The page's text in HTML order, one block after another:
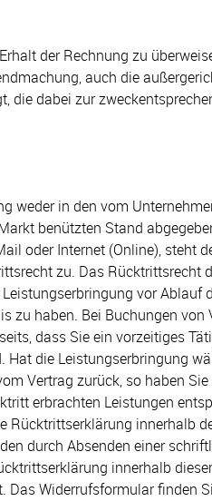
der Rechnung zu
auch die
die dabei zur
weder in den vom
benützten Stand
oder Internet (Online),
zu. Das
vor
zu haben. Bei Buchungen
dass Sie ein vorzeitiges
die Leistungserbringung
Vertrag zurück, so haben
erbrachten Leistungen
innerhalb
durch Absenden einer
innerhalb
Das Widerrufsformular finden